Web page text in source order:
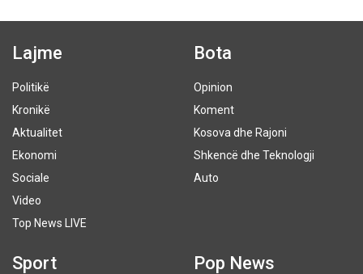
Lajme
Politikë
Kronikë
Aktualitet
Ekonomi
Sociale
Video
Top News LIVE
Bota
Opinion
Koment
Kosova dhe Rajoni
Shkencë dhe Teknologji
Auto
Sport Pop News